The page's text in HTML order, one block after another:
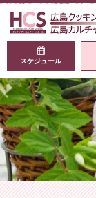
スケジュール